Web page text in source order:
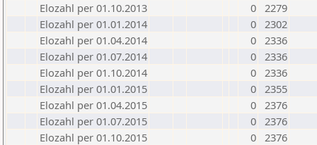
Elozahl per 01.10.2013
0 2279
Elozahl per 01.01.2014
0 2302
Elozahl per 01.04.2014
0 2336
Elozahl per 01.07.2014
0 2336
Elozahl per 01.10.2014
0 2336
Elozahl per 01.01.2015
0 2355
Elozahl per 01.04.2015
0 2376
Elozahl per 01.07.2015
0 2376
Elozahl per 01.10.2015
0 2376